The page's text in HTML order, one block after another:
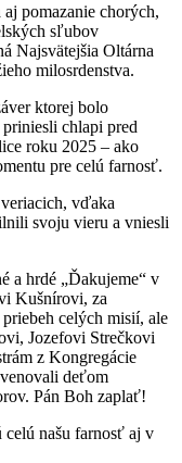
pomazanie chorých,
sľubov
Najsvätejšia Oltárna
milosrdenstva.
ktorej bolo
chlapi pred
roku 2025 – ako
pre celú farnosť.
vďaka
svoju vieru a vniesli
a hrdé „Ďakujeme“ v
Kušnírovi, za
celých misií, ale
Jozefovi Strečkovi
z Kongregácie
deťom
Pán Boh zaplať!
celú našu farnosť aj v